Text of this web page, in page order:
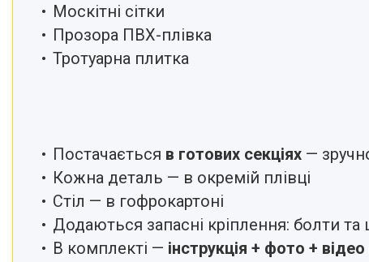
Москітні сітки
Прозора ПВХ-плівка
Тротуарна плитка
Постачається в готових секціях —
Кожна деталь — в окремій плівці
Стіл — в гофрокартоні
Додаються запасні кріплення: болти та
В комплекті — інструкція + фото +